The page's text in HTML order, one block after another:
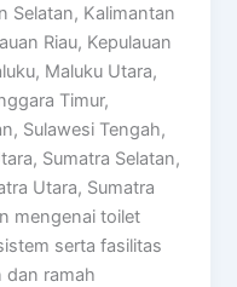
Selatan, Kalimantan
Riau, Kepulauan
Maluku Utara,
Timur,
Sulawesi Tengah,
Sumatra Selatan,
Utara, Sumatra
mengenai toilet
serta fasilitas
dan ramah